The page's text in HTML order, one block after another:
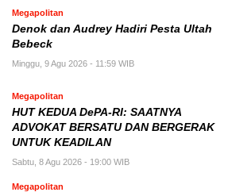
Megapolitan
Denok dan Audrey Hadiri Pesta Ultah
Bebeck
Minggu, 9 Agu 2026 - 11:59 WIB
Megapolitan
HUT KEDUA DePA-RI: SAATNYA
ADVOKAT BERSATU DAN BERGERAK
UNTUK KEADILAN
Sabtu, 8 Agu 2026 - 19:00 WIB
Megapolitan